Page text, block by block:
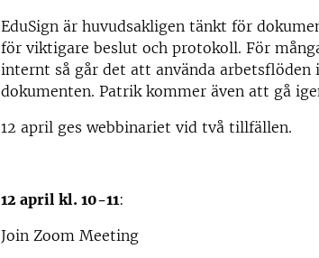
EduSign är huvudsakligen tänkt för
för viktigare beslut och protokoll. För
internt så går det att använda arbetsflöden
dokumenten. Patrik kommer även att gå
12 april ges webbinariet vid två tillfällen.
12 april kl. 10-11:
Join Zoom Meeting